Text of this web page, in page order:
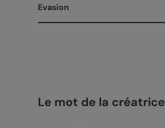
Evasion
Le mot de la créatrice